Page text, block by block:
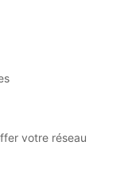
votre réseau